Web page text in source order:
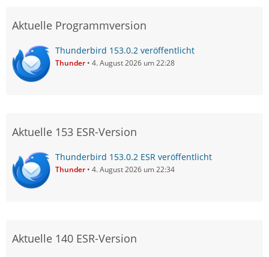
Aktuelle Programmversion
Thunderbird 153.0.2 veröffentlicht
Thunder 4. August 2026 um 22:28
Aktuelle 153 ESR-Version
Thunderbird 153.0.2 ESR veröffentlicht
Thunder 4. August 2026 um 22:34
Aktuelle 140 ESR-Version